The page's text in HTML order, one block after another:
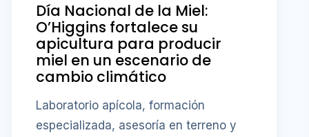
Día Nacional de la Miel:
O’Higgins fortalece su
apicultura para producir
miel en un escenario de
cambio climático
Laboratorio apícola, formación
especializada, asesoría en terreno y